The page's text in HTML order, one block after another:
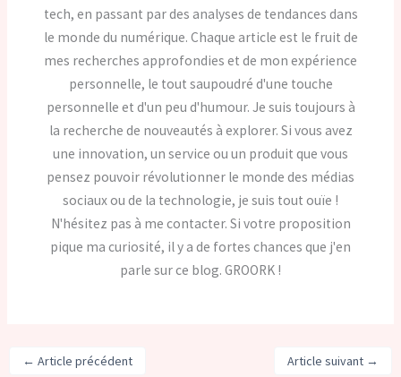
tech, en passant par des analyses de tendances dans
le monde du numérique. Chaque article est le fruit de
mes recherches approfondies et de mon expérience
personnelle, le tout saupoudré d'une touche
personnelle et d'un peu d'humour. Je suis toujours à
la recherche de nouveautés à explorer. Si vous avez
une innovation, un service ou un produit que vous
pensez pouvoir révolutionner le monde des médias
sociaux ou de la technologie, je suis tout ouïe !
N'hésitez pas à me contacter. Si votre proposition
pique ma curiosité, il y a de fortes chances que j'en
parle sur ce blog. GROORK !
← Article précédent Article suivant →